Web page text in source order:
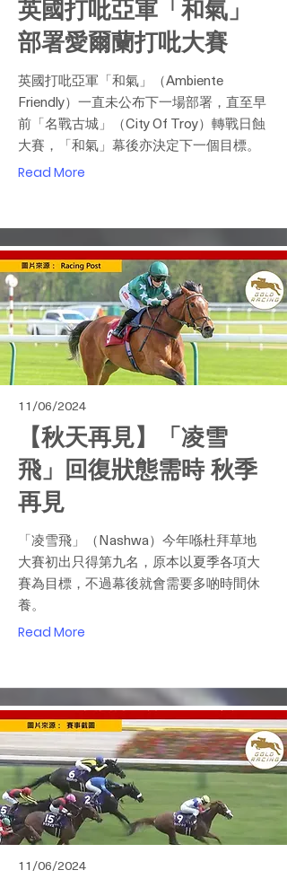
英國打吡亞軍「和氣」
部署愛爾蘭打吡大賽
英國打吡亞軍「和氣」（Ambiente
Friendly）一直未公布下一場部署，直至早
前「名戰古城」（City Of Troy）轉戰日蝕
大賽，「和氣」幕後亦決定下一個目標。
Read More
11/06/2024
【秋天再見】「凌雪
飛」回復狀態需時 秋季
再見
「凌雪飛」（Nashwa）今年喺杜拜草地
大賽初出只得第九名，原本以夏季各項大
賽為目標，不過幕後就會需要多啲時間休
養。
Read More
11/06/2024